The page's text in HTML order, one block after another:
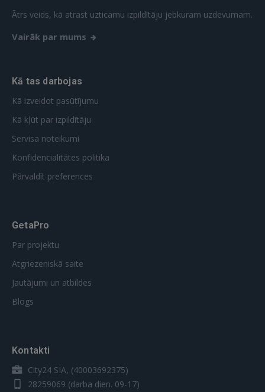
 Sign in with Apple
Vēl neesat reģistrējies?
Ātrs veids, kā atrast uzticamu izpildītāju jebkuram uzdevumam.
Vairāk par mums
Kā tas darbojas
Kā izveidot pasūtījumu
Kā kļūt par izpildītāju
Servisa noteikumi
Konfidencialitātes politika
Pārvaldīt preferences
GetaPro
Par projektu
Atgriezeniskā saite
Jautājumi un atbildes
Blogs
Kontakti
City24 SIA, (40003692375)
28259069 (darba dien. 09-17)